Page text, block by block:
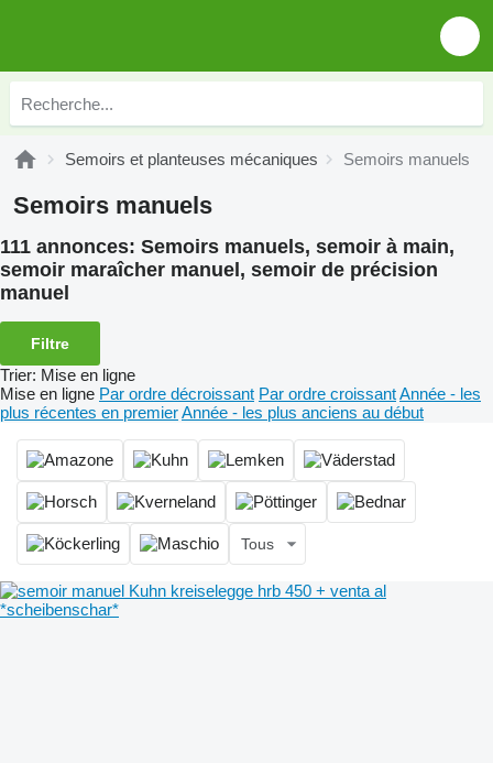
Semoirs et planteuses mécaniques Semoirs manuels
Semoirs manuels
111 annonces: Semoirs manuels, semoir à main,
semoir maraîcher manuel, semoir de précision
manuel
Filtre
Trier: Mise en ligne
Mise en ligne Par ordre décroissant Par ordre croissantAnnée - les
plus récentes en premierAnnée - les plus anciens au début
Tous